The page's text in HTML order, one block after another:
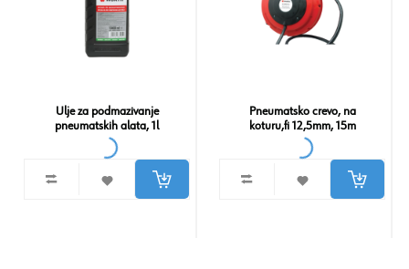
Ulje za podmazivanje
pneumatskih alata, 1l
Pneumatsko crevo, na
koturu,fi 12,5mm, 15m